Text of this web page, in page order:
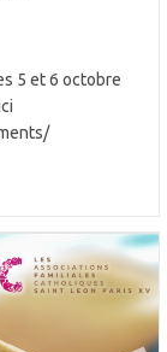
5 et 6 octobre